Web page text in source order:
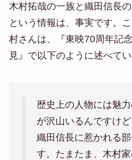
木村拓哉の一族と織田信長
という情報は、事実です。
村さんは、『東映70周年記
見』で以下のように述べてい
歴史上の人物には魅
が沢山いるんですけ
織田信長に惹かれる
す。たまたま、木村